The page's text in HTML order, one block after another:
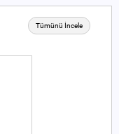
Tümünü İncele